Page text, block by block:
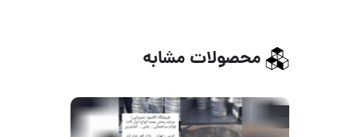
محصولات مشابه